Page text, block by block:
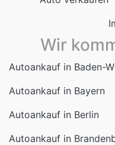
Wir
Autoankauf in Baden-
Autoankauf in Bayern
Autoankauf in Berlin
Autoankauf in